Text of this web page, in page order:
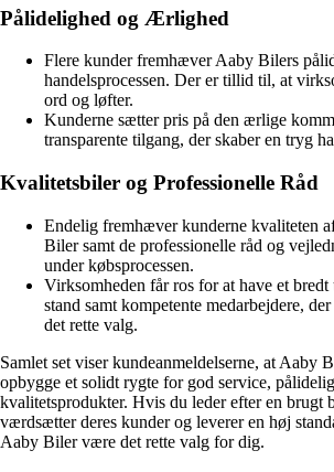
Pålidelighed og Ærlighed
Flere kunder fremhæver Aaby Bilers
handelsprocessen. Der er tillid til, at
ord og løfter.
Kunderne sætter pris på den ærlige
transparente tilgang, der skaber en tryg
Kvalitetsbiler og Professionelle Råd
Endelig fremhæver kunderne kvaliteten
Biler samt de professionelle råd og
under købsprocessen.
Virksomheden får ros for at have et
stand samt kompetente medarbejdere,
det rette valg.
Samlet set viser kundeanmeldelserne, at Aaby
opbygge et solidt rygte for god service,
kvalitetsprodukter. Hvis du leder efter en brugt
værdsætter deres kunder og leverer en høj
Aaby Biler være det rette valg for dig.